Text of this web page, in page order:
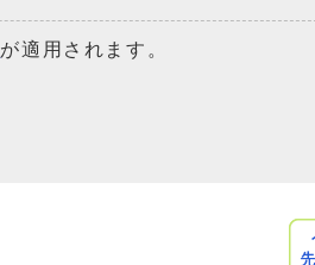
が適用されます。